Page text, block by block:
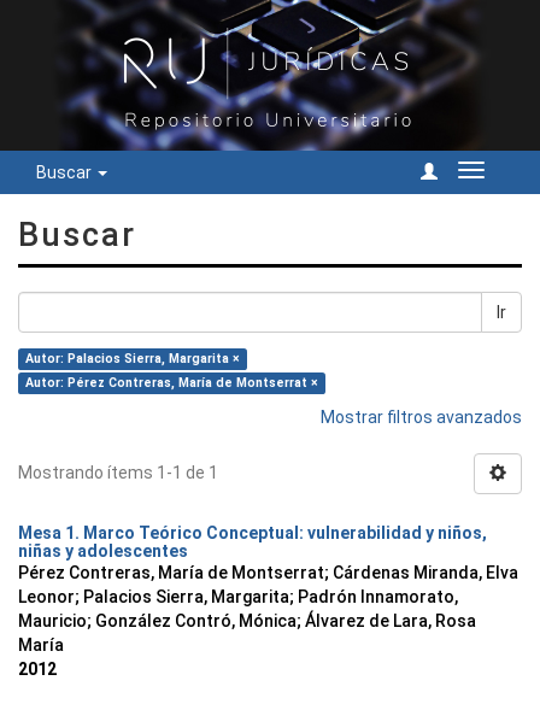
Buscar
Cambiar
Buscar
Ir
Autor: Palacios Sierra, Margarita ×
Autor: Pérez Contreras, María de Montserrat ×
Mostrar filtros avanzados
Mostrando ítems 1-1 de 1
Mesa 1. Marco Teórico Conceptual: vulnerabilidad y niños,
niñas y adolescentes
Pérez Contreras, María de Montserrat; Cárdenas Miranda, Elva
Leonor; Palacios Sierra, Margarita; Padrón Innamorato,
Mauricio; González Contró, Mónica; Álvarez de Lara, Rosa
María
2012